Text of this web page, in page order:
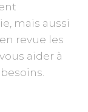
mais aussi
revue les
aider à